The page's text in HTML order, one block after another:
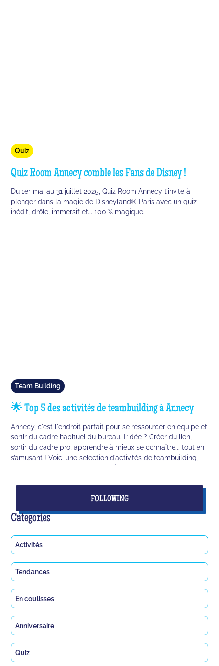
Quiz
Quiz Room Annecy comble les Fans de Disney !
Du 1er mai au 31 juillet 2025, Quiz Room Annecy t’invite à
plonger dans la magie de Disneyland® Paris avec un quiz
inédit, drôle, immersif et... 100 % magique.
Team Building
🌟 Top 5 des activités de teambuilding à Annecy
Annecy, c'est l'endroit parfait pour se ressourcer en équipe et
sortir du cadre habituel du bureau. L’idée ? Créer du lien,
sortir du cadre pro, apprendre à mieux se connaître... tout en
s’amusant ! Voici une sélection d’activités de teambuilding,
adaptée à tous·tes, quels que soient les goûts et les niveaux.
FOLLOWING
Categories
Activités
Tendances
En coulisses
Anniversaire
Quiz